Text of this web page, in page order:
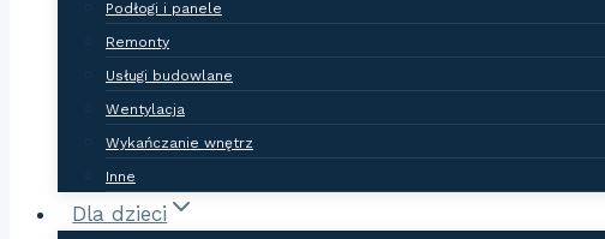
Podłogi i panele
Remonty
Usługi budowlane
Wentylacja
Wykańczanie wnętrz
Inne
Dla dzieci